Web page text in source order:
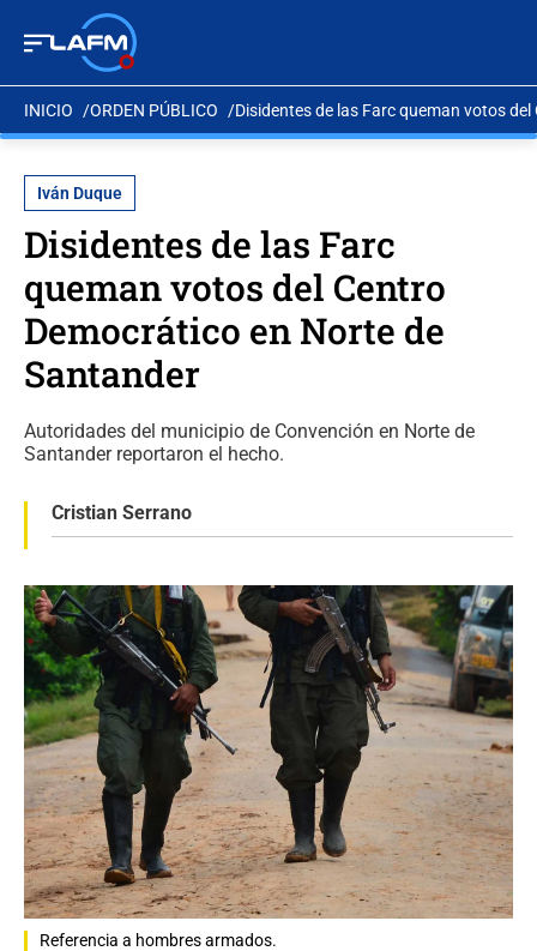
INICIO ORDEN PÚBLICO Disidentes de las Farc queman votos
Iván Duque
Disidentes de las Farc
queman votos del Centro
Democrático en Norte de
Santander
Autoridades del municipio de Convención en Norte de
Santander reportaron el hecho.
Cristian Serrano
Referencia a hombres armados.